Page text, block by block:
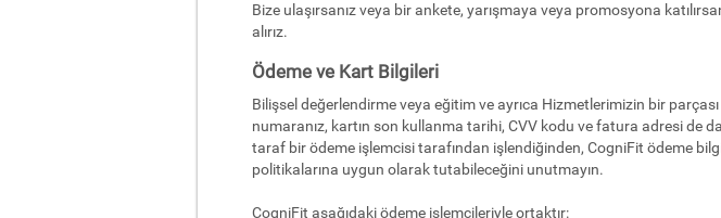
Bize ulaşırsanız veya bir ankete, yarışmaya veya promosyona
alırız.
Ödeme ve Kart Bilgileri
Bilişsel değerlendirme veya eğitim ve ayrıca Hizmetlerimizin bir
numaranız, kartın son kullanma tarihi, CVV kodu ve fatura adresi de
taraf bir ödeme işlemcisi tarafından işlendiğinden, CogniFit ödeme
politikalarına uygun olarak tutabileceğini unutmayın.
CogniFit aşağıdaki ödeme işlemcileriyle ortaktır: